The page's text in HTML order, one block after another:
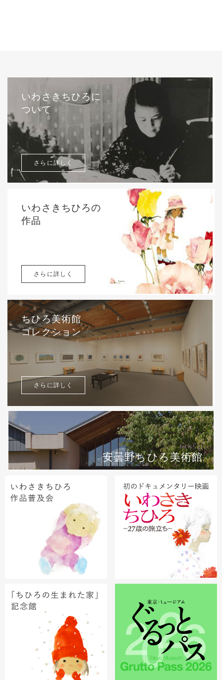
いわさきちひろに
ついて
さらに詳しく
いわさきちひろの
作品
さらに詳しく
ちひろ美術館
コレクション
さらに詳しく
安曇野ちひろ美術館